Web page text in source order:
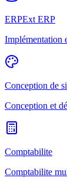
ERPExt ERP
Implémentation
Conception de
Conception et
Comptabilite
Comptabilite